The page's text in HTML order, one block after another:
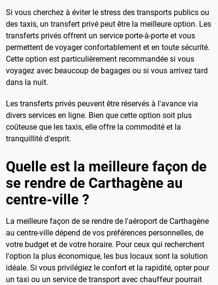
Si vous cherchez à éviter le stress des transports publics ou
des taxis, un transfert privé peut être la meilleure option. Les
transferts privés offrent un service porte-à-porte et vous
permettent de voyager confortablement et en toute sécurité.
Cette option est particulièrement recommandée si vous
voyagez avec beaucoup de bagages ou si vous arrivez tard
dans la nuit.
Les transferts privés peuvent être réservés à l'avance via
divers services en ligne. Bien que cette option soit plus
coûteuse que les taxis, elle offre la commodité et la
tranquillité d'esprit.
Quelle est la meilleure façon de
se rendre de Carthagène au
centre-ville ?
La meilleure façon de se rendre de l'aéroport de Carthagène
au centre-ville dépend de vos préférences personnelles, de
votre budget et de votre horaire. Pour ceux qui recherchent
l'option la plus économique, les bus locaux sont la solution
idéale. Si vous privilégiez le confort et la rapidité, opter pour
un taxi ou un service de transport avec chauffeur pourrait